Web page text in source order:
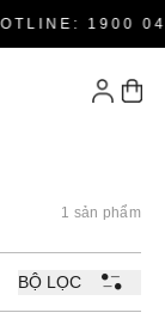
1900
1 sản phẩm
BỘ LỌC